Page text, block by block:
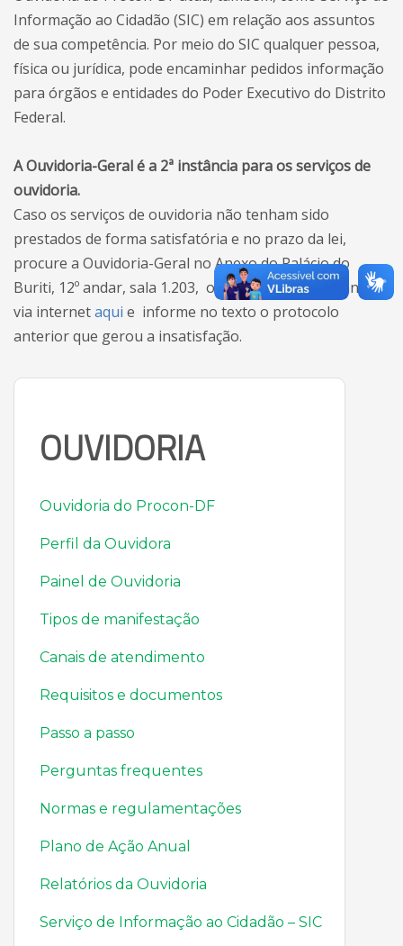
Informação ao Cidadão (SIC) em relação aos assuntos
de sua competência. Por meio do SIC qualquer pessoa,
física ou jurídica, pode encaminhar pedidos informação
para órgãos e entidades do Poder Executivo do Distrito
Federal.
A Ouvidoria-Geral é a 2ª instância para os serviços de
ouvidoria.
Caso os serviços de ouvidoria não tenham sido
prestados de forma satisfatória e no prazo da lei,
procure a Ouvidoria-Geral no Anexo do Palácio do
Buriti, 12º andar, sala 1.203, ou registre sua demanda
via internetaqui e informe no texto o protocolo
anterior que gerou a insatisfação.
OUVIDORIA
Ouvidoria do Procon-DF
Perfil da Ouvidora
Painel de Ouvidoria
Tipos de manifestação
Canais de atendimento
Requisitos e documentos
Passo a passo
Perguntas frequentes
Normas e regulamentações
Plano de Ação Anual
Relatórios da Ouvidoria
Serviço de Informação ao Cidadão – SIC